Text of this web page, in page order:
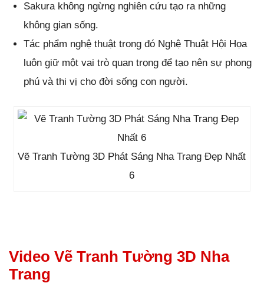
Sakura không ngừng nghiên cứu tạo ra những
không gian sống.
Tác phẩm nghệ thuật trong đó Nghệ Thuật Hội Họa
luôn giữ một vai trò quan trọng để tạo nên sự phong
phú và thi vị cho đời sống con người.
Vẽ Tranh Tường 3D Phát Sáng Nha Trang Đẹp Nhất
6
Video Vẽ Tranh Tường 3D Nha
Trang